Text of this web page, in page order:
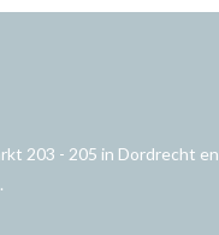
203 - 205 in Dordrecht en